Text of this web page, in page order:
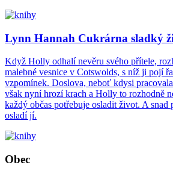
Lynn Hannah Cukrárna sladký
Když Holly odhalí nevěru svého přítele,
malebné vesnice v Cotswolds, s níž ji pojí
vzpomínek. Doslova, neboť kdysi
však nyní hrozí krach a Holly to rozhodně
každý občas potřebuje osladit život. A
osladí jí.
Obec